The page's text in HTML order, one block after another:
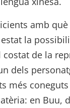
amb
la
de la
dels
més
en Buu,